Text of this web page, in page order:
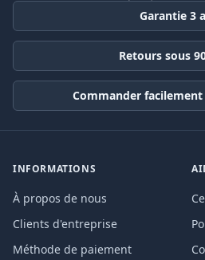
Garantie 3
Retours sous
Commander
INFORMATIONS
À propos de nous
Clients d'entreprise
Méthode de paiement